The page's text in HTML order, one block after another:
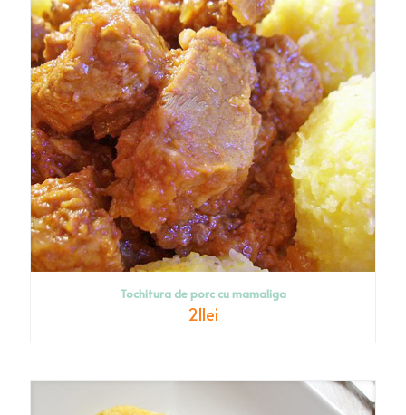
Tochitura de porc cu mamaliga
21lei